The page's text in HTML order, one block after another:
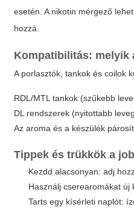
esetén. A nikotin mérgező
hozzá.
Kompatibilitás: melyik
A porlasztók, tankok és coilok
RDL/MTL tankok (szűkebb
DL rendszerek (nyitottabb
Az aroma és a készülék
Tippek és trükkök a
Kezdd alacsonyan: adj
Használj cserearomákat új
Tarts egy kísérleti naplót: